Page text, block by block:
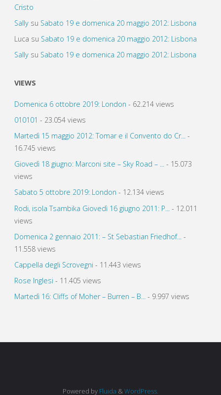
Cristo
Sallysu Sabato 19 e domenica 20 maggio 2012: Lisbona
Luca su Sabato 19 e domenica 20 maggio 2012: Lisbona
Sallysu Sabato 19 e domenica 20 maggio 2012: Lisbona
VIEWS
Domenica 6 ottobre 2019: London - 62.214 views
010101 - 23.054 views
Martedì 15 maggio 2012: Tomar e il Convento do Cr...-
16.745 views
Giovedì 18 giugno: Marconi site – Sky Road – ...- 15.073
views
Sabato 5 ottobre 2019: London - 12.134 views
Rodi, isola Tsambika Giovedì 16 giugno 2011: P...
- 12.011
views
Domenica 2 gennaio 2011: – St Sebastian Friedhof...
-
11.558 views
Cappella degli Scrovegni - 11.443 views
Rose Inglesi - 11.405 views
Martedì 16: Cliffs of Moher – Burren – B...- 9.997 views
Powered by Fluida &WordPress.